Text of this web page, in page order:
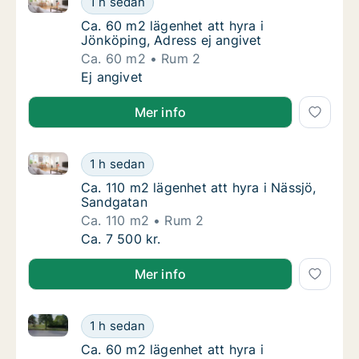
Ca. 60 m2 lägenhet att hyra i Jönköping,
Ca. 60 m2 lägenhet att hyra i
Jönköping, Adress ej angivet
Ca. 60 m2
Rum 2
Ca. 60 m2 lägenhet att hyra i Jönköping,
Ej angivet
Mer info
Ca. 110 m2 lägenhet att hyra i Nässjö,
1 h sedan
Ca. 110 m2 lägenhet att hyra i Nässjö, Sandgatan
Ca. 110 m2 lägenhet att hyra i Nässjö,
Ca. 110 m2 lägenhet att hyra i Nässjö,
Sandgatan
Ca. 110 m2
Rum 2
Ca. 110 m2 lägenhet att hyra i Nässjö,
Ca. 7 500 kr.
Mer info
Ca. 60 m2 lägenhet att hyra i Jönköping,
1 h sedan
Ca. 60 m2 lägenhet att hyra i Jönköping, Adress ej
Ca. 60 m2 lägenhet att hyra i Jönköping,
Ca. 60 m2 lägenhet att hyra i